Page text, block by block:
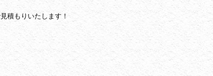
積もりいたします！